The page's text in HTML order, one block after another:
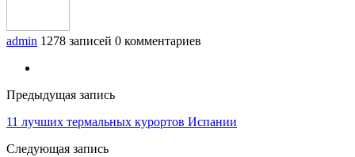
admin 1278 записей 0 комментариев
Предыдущая запись
11 лучших термальных курортов Испании
Следующая запись